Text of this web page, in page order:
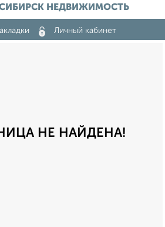
НЕДВИЖИМОСТЬ
Личный кабинет
НЕ НАЙДЕНА!